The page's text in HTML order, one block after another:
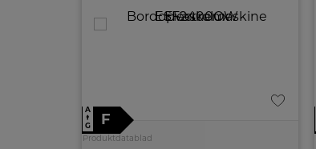
A
↑
G
F
Produktdatablad